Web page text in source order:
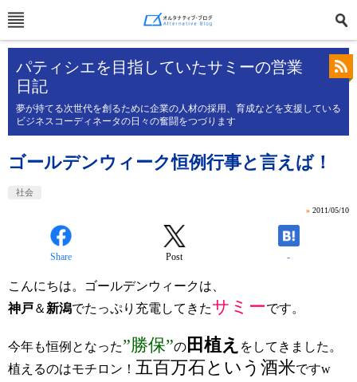
パティシエを目指していたサミーの営業
日記
夢が持てる次世代を創るために企業の人材の採用、育成などを支援している
ビジネスコーディネータの日々の奮闘をつづります
ゴールデンウィーク恒例行事と言えば！
社会
» 2011/05/10
Share Post -
こんにちは。ゴールデンウィークは、
神戸＆ 新潟でたっぷり充電してきたサミーです。
今年も恒例となった”勝保”の 田植え をしてきました。
植えるのはモチロン！ 五百万石という酒米ですw